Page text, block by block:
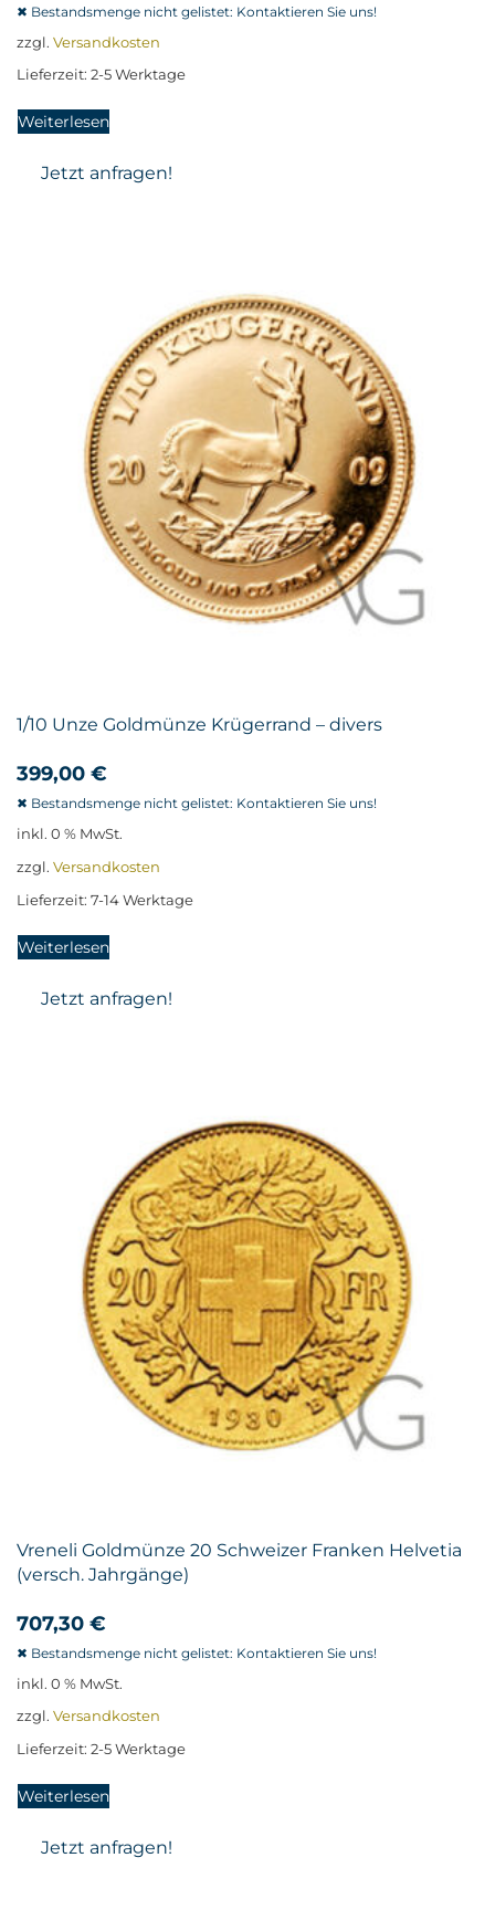
zzgl. Versandkosten
Lieferzeit: 2-5 Werktage
Weiterlesen
Jetzt anfragen!
1/10 Unze Goldmünze Krügerrand – divers
399,00 €
inkl. 0 % MwSt.
zzgl. Versandkosten
Lieferzeit: 7-14 Werktage
Weiterlesen
Jetzt anfragen!
Vreneli Goldmünze 20 Schweizer Franken Helvetia
(versch. Jahrgänge)
707,30 €
inkl. 0 % MwSt.
zzgl. Versandkosten
Lieferzeit: 2-5 Werktage
Weiterlesen
Jetzt anfragen!